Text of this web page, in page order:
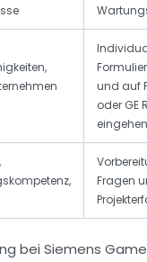
und auf
oder GE
eingehen
Fragen
bei Siemens